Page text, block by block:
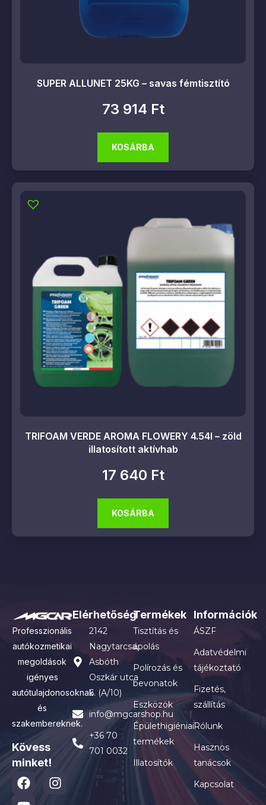
SUPER ALLUNET 25KG – savas fémtisztító
73 914 Ft
KOSÁRBA
TRIFOAM VERDE AROMA FLOWERY 4.54l – zöld
illatosított aktívhab
17 640 Ft
KOSÁRBA
Professzionális
autókozmetikai
megoldások
igényes
autótulajdonosoknak
és
szakembereknek.
Kövess
minket!
Elérhetőség
2142
Nagytarcsa,
Asbóth
Oszkár utca
6. (A/10)
info@mgcarshop.hu
+36 70
701 0032
Termékek
Tisztítás és
ápolás
Polírozás és
bevonatok
Eszközök
Épülethigiéniai
termékek
Illatosítók
Információk
ÁSZF
Adatvédelmi
tájékoztató
Fizetés,
szállítás
Rólunk
Hasznos
tanácsok
Kapcsolat